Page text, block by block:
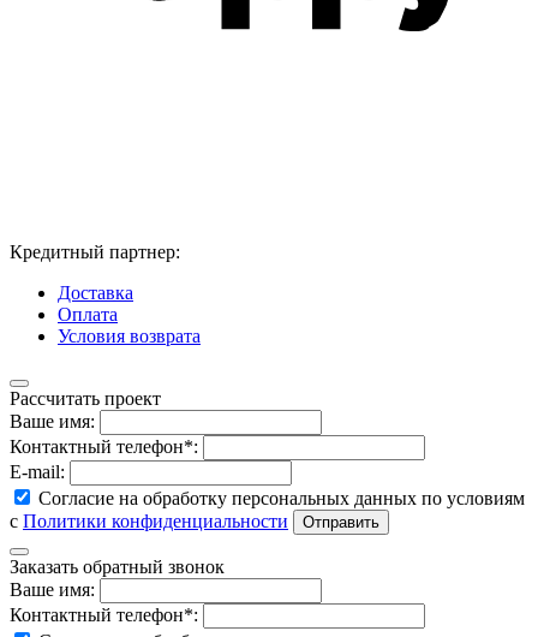
Кредитный партнер:
Доставка
Оплата
Условия возврата
Рассчитать проект
Ваше имя:
Контактный телефон*:
E-mail:
Согласие на обработку персональных данных по условиям
с Политики конфиденциальности
Заказать обратный звонок
Ваше имя:
Контактный телефон*: